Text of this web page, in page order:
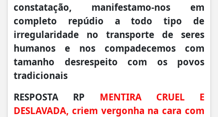
constatação, manifestamo-nos em
completo repúdio a todo tipo de
irregularidade no transporte de seres
humanos e nos compadecemos com
tamanho desrespeito com os povos
tradicionais
RESPOSTA RP
MENTIRA CRUEL E
DESLAVADA, criem vergonha na cara com